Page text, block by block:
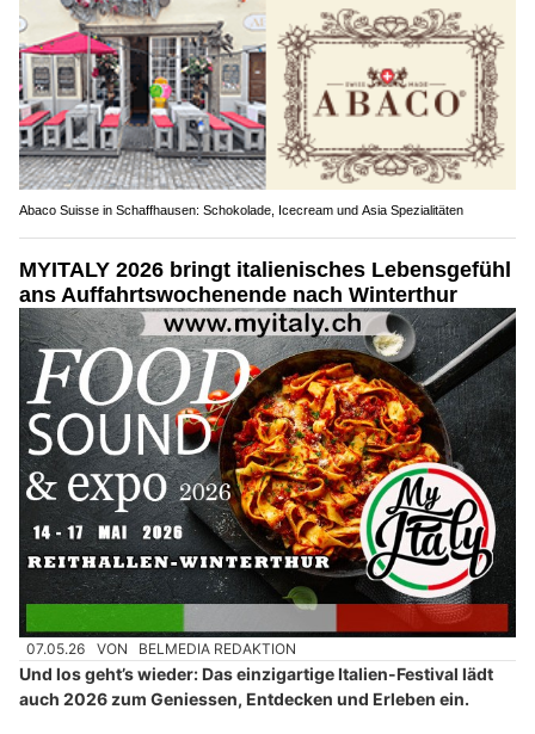
Abaco Suisse in Schaffhausen: Schokolade, Icecream und Asia Spezialitäten
MYITALY 2026 bringt italienisches Lebensgefühl
ans Auffahrtswochenende nach Winterthur
07.05.26 VON BELMEDIA REDAKTION
Und los geht’s wieder: Das einzigartige Italien-Festival lädt
auch 2026 zum Geniessen, Entdecken und Erleben ein.